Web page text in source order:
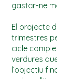
gastar-ne
El projecte
trimestres
cicle
verdures
l’objectiu